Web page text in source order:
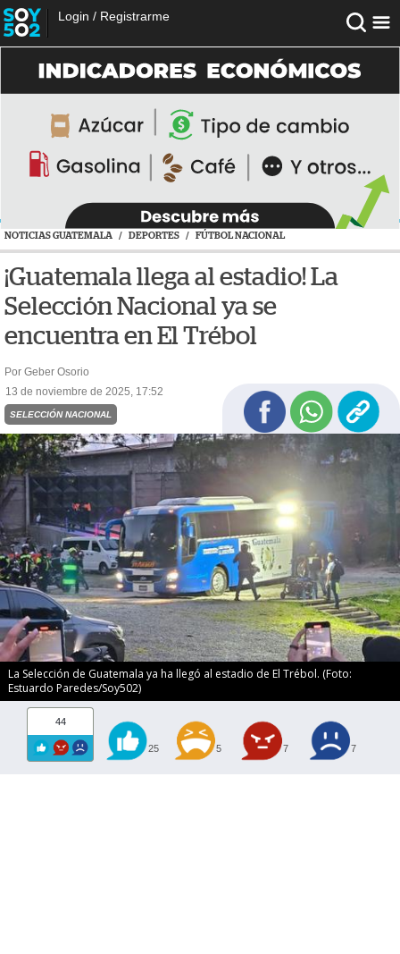
Login / Registrarme
NOTICIAS GUATEMALA / DEPORTES / FÚTBOL NACIONAL
¡Guatemala llega al estadio! La
Selección Nacional ya se
encuentra en El Trébol
Por Geber Osorio
13 de noviembre de 2025, 17:52
SELECCIÓN NACIONAL
La Selección de Guatemala ya ha llegó al estadio de El Trébol. (Foto:
Estuardo Paredes/Soy502)
44
25 5 7 7